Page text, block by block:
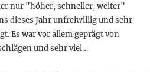
nur "höher, schneller, weiter"
dieses Jahr unfreiwillig und sehr
Es war vor allem geprägt von
und sehr viel…